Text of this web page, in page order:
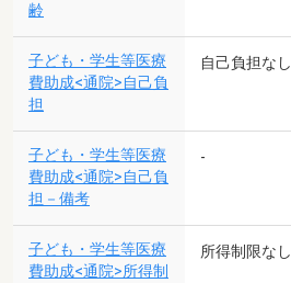
齢
子ども・学生等医療
費助成<通院>自己負
担
自己負担なし
子ども・学生等医療
費助成<通院>自己負
担－備考
-
子ども・学生等医療
費助成<通院>所得制
所得制限なし